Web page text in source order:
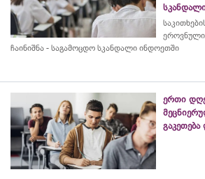
ჩაინიშნა - საგამოცდო სკანდალი ინდოეთში
ერთი